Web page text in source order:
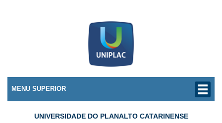
MENU SUPERIOR
UNIVERSIDADE DO PLANALTO CATARINENSE